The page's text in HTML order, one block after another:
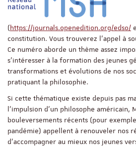
(https://journals.openedition.org/edso/
constitution. Vous trouverez l’appel à
Ce numéro aborde un thème assez
s’intéresser à la formation des jeunes
transformations et évolutions de nos
pratiquant la philosophie.
Si cette thématique existe depuis pas
l’impulsion d’un philosophe américain,
bouleversements récents (pour
pandémie) appellent à renouveler nos
d’accompagner au mieux nos jeunes